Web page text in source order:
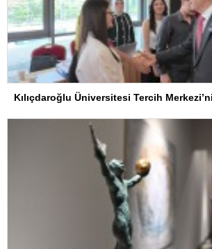
Kılıçdaroğlu Üniversitesi Tercih